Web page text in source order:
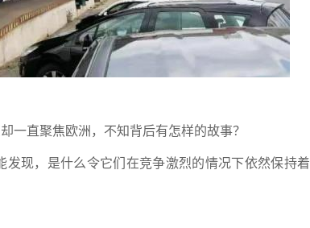
一直聚焦欧洲，不知背后有怎样的故事？
现，是什么令它们在竞争激烈的情况下依然保持着